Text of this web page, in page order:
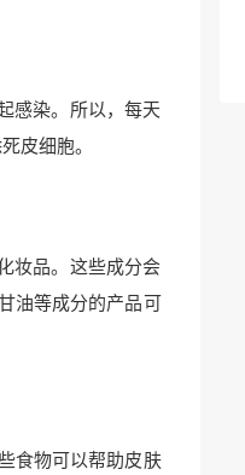
感染。所以，每天
皮细胞。
妆品。这些成分会
油等成分的产品可
食物可以帮助皮肤